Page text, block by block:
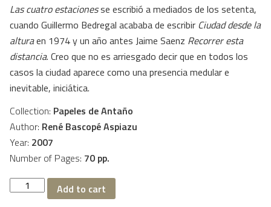
Las cuatro estacionesse escribió a mediados de los setenta,
cuando Guillermo Bedregal acababa de escribir Ciudad desde la
alturaen 1974 y un año antes Jaime Saenz Recorrer esta
distancia. Creo que no es arriesgado decir que en todos los
casos la ciudad aparece como una presencia medular e
inevitable, iniciática.
Collection: Papeles de Antaño
Author: René Bascopé Aspiazu
Year: 2007
Number of Pages: 70 pp.
Las
cuatro Add to cart